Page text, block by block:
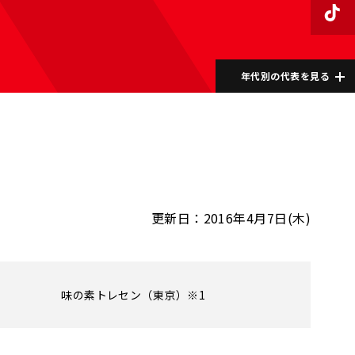
年代別の代表を見る
更新日：2016年4月7日(木)
味の素トレセン（東京）※1